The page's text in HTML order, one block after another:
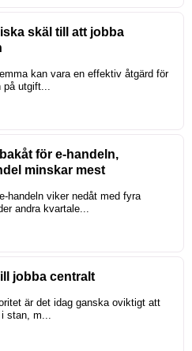
skäl till att jobba
kan vara en effektiv åtgärd för
på utgift...
för e-handeln,
minskar mest
handeln viker nedåt med fyra
andra kvartale...
jobba centralt
är det idag ganska oviktigt att
stan, m...